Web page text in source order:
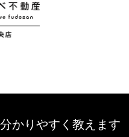
かりやすく教えます